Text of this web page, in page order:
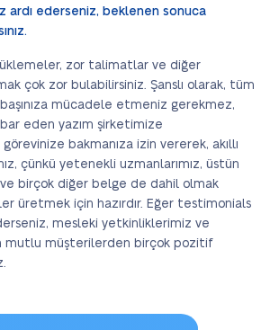
ardı ederseniz, beklenen sonuca
zor talimatlar ve diğer
çok zor bulabilirsiniz. Şanslı olarak, tüm
mücadele etmeniz gerekmez,
eden yazım şirketimize
bakmanıza izin vererek, akıllı
çünkü yetenekli uzmanlarımız, üstün
birçok diğer belge de dahil olmak
üretmek için hazırdır. Eğer testimonials
mesleki yetkinliklerimiz ve
mutlu müşterilerden birçok pozitif